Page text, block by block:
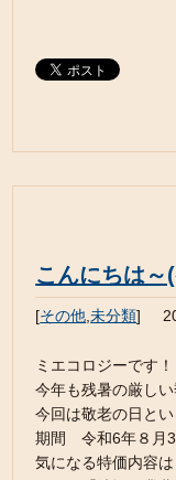
こんにちは
[その他 ,未分類]
ミエコロジーです！
今年も残暑の厳しい
今回は敬老の日と
期間 令和6年８月
気になる特価内容は